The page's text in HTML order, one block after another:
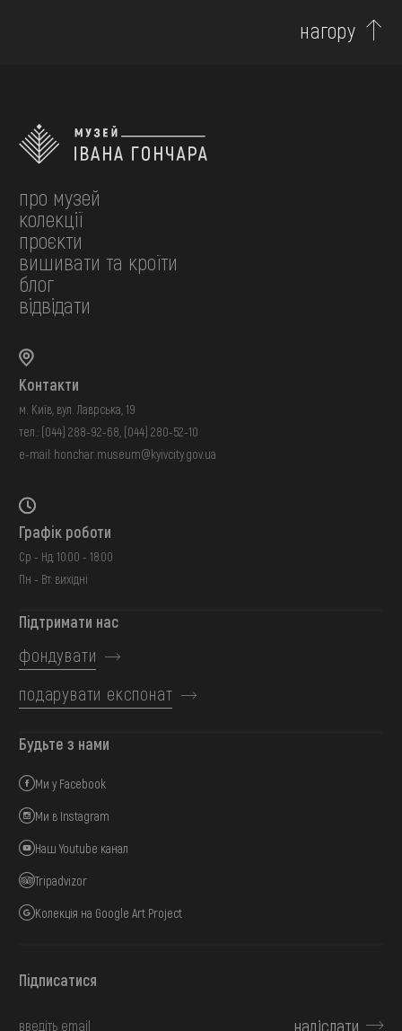
нагору
про музей
колекції
проєкти
вишивати та кроїти
блог
відвідати
Контакти
м. Київ, вул. Лаврська, 19
тел.: (044) 288-92-68 (044) 280-52-10
e-mail: honchar.museum@kyivcity.gov.ua
Графік роботи
Ср - Нд: 10:00 - 18:00
Пн - Вт: вихідні
Підтримати нас
фондувати
подарувати експонат
Будьте з нами
Ми у Facebook
Ми в Instagram
Наш Youtube канал
Tripadvizor
Колекція на Google Art Project
Підписатися
надіслати